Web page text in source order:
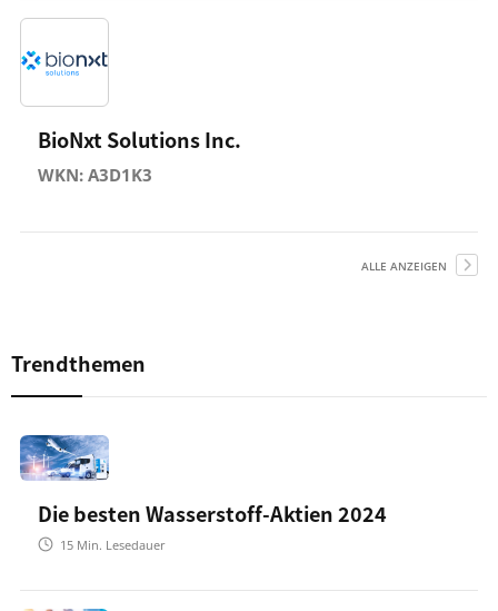
BioNxt Solutions Inc.
WKN: A3D1K3
ALLE ANZEIGEN
Trendthemen
Die besten Wasserstoff-Aktien 2024
15 Min. Lesedauer